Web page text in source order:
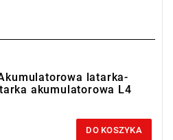
latarka-
akumulatorowa L4
DO KOSZYKA